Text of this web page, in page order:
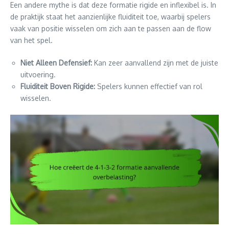
Een andere mythe is dat deze formatie rigide en inflexibel is. In
de praktijk staat het aanzienlijke fluiditeit toe, waarbij spelers
vaak van positie wisselen om zich aan te passen aan de flow
van het spel.
Niet Alleen Defensief: Kan zeer aanvallend zijn met de juiste
uitvoering.
Fluiditeit Boven Rigide: Spelers kunnen effectief van rol
wisselen.